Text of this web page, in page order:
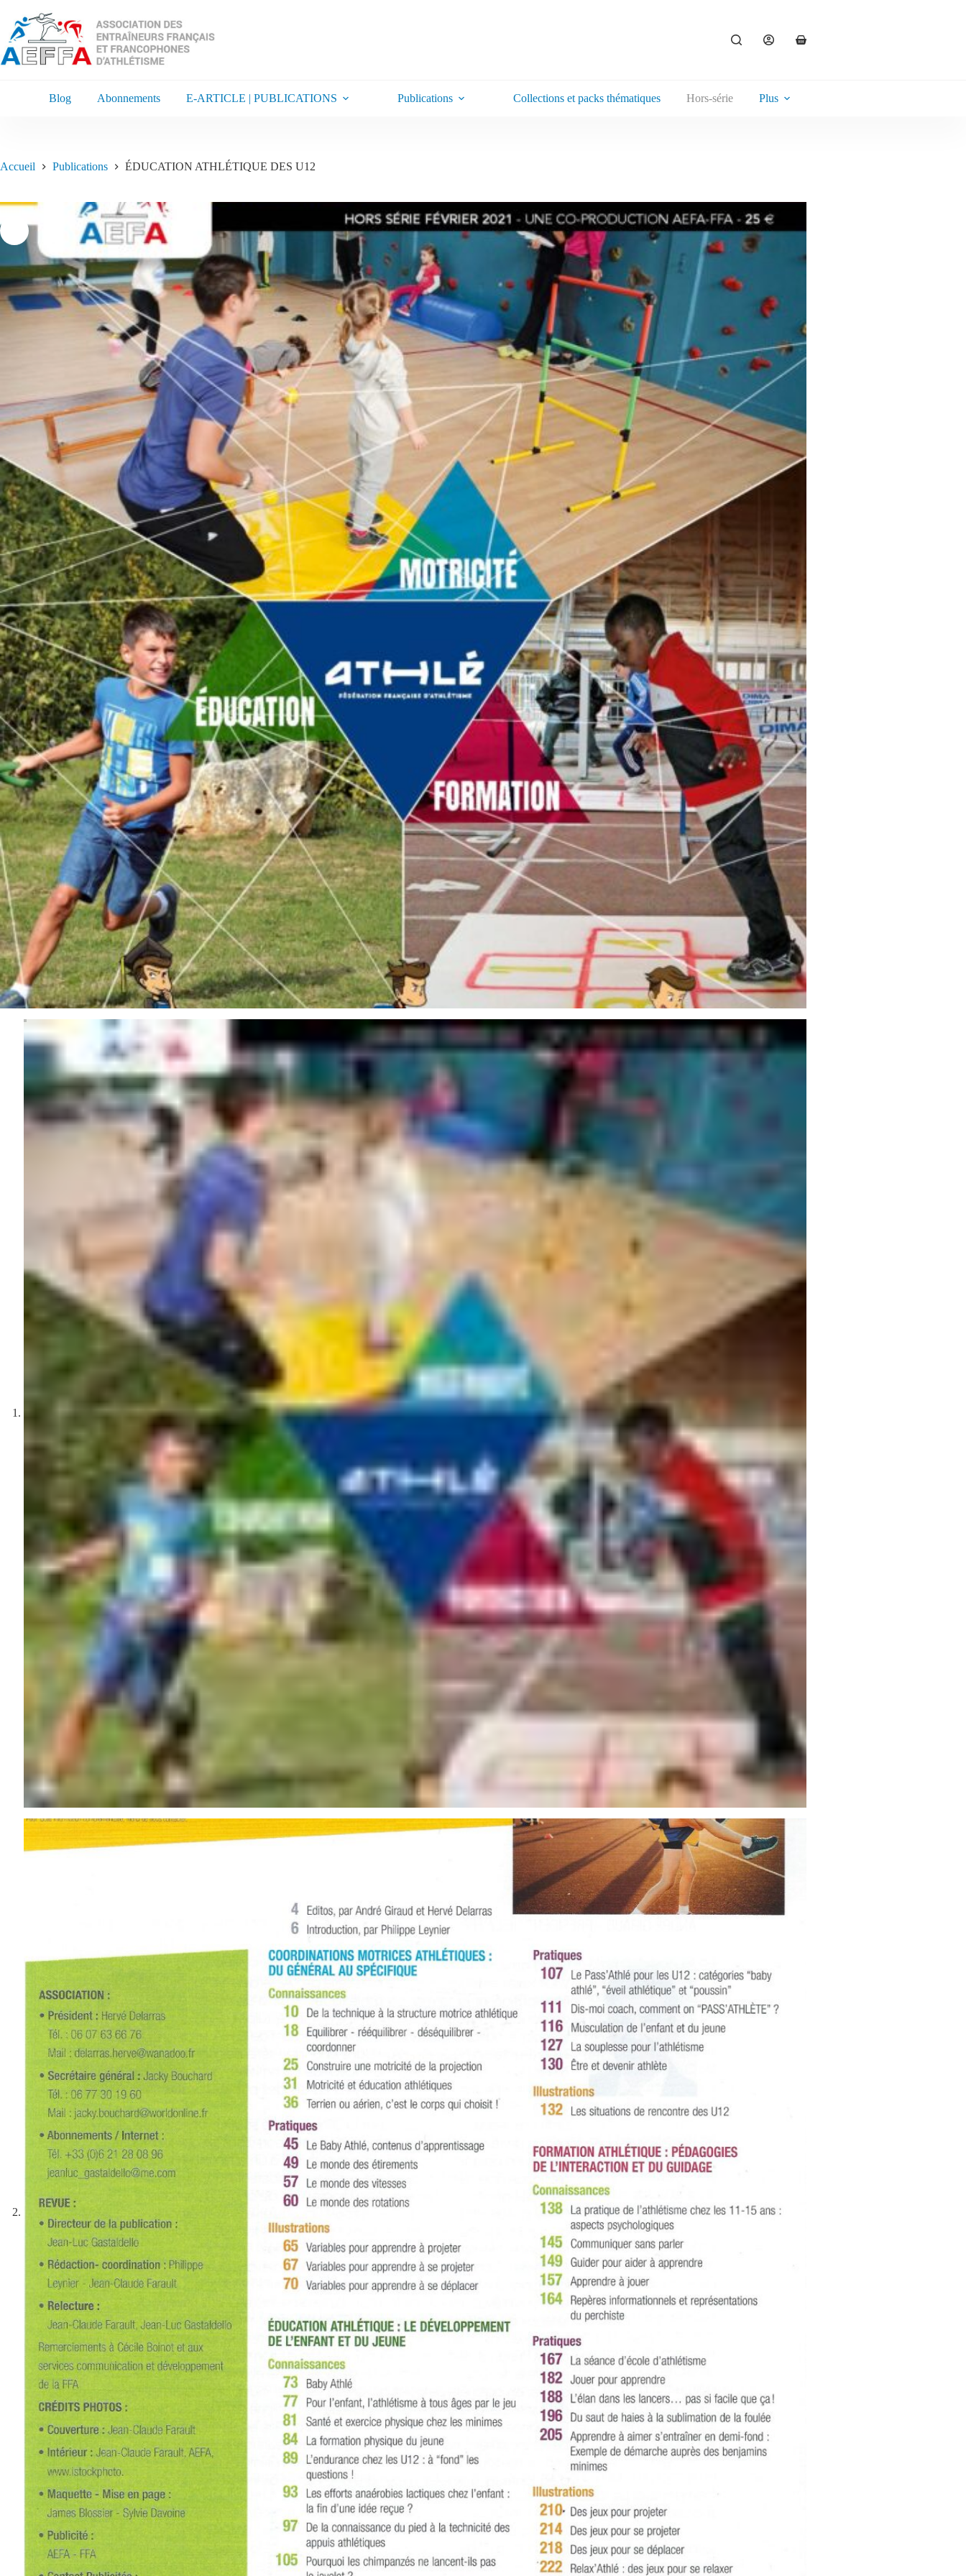
Blog Abonnements E-ARTICLE | PUBLICATIONS Publications Collections et packs thématiques Hors-série Plus
Accueil Publications ÉDUCATION ATHLÉTIQUE DES U12